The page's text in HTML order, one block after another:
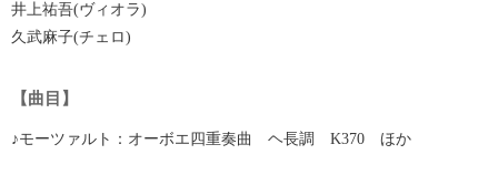
井上祐吾(ヴィオラ)
久武麻子(チェロ)
【曲目】
♪モーツァルト：オーボエ四重奏曲 ヘ長調 K370 ほか